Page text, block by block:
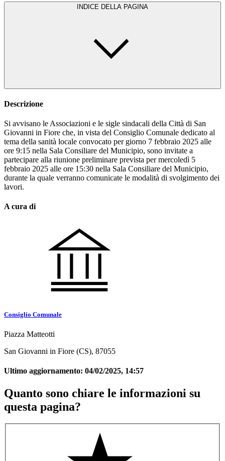
INDICE DELLA PAGINA
Descrizione
Si avvisano le Associazioni e le sigle sindacali della Città di San
Giovanni in Fiore che, in vista del Consiglio Comunale dedicato al
tema della sanità locale convocato per giorno 7 febbraio 2025 alle
ore 9:15 nella Sala Consiliare del Municipio, sono invitate a
partecipare alla riunione preliminare prevista per mercoledì 5
febbraio 2025 alle ore 15:30 nella Sala Consiliare del Municipio,
durante la quale verranno comunicate le modalità di svolgimento dei
lavori.
A cura di
Consiglio Comunale
Piazza Matteotti
San Giovanni in Fiore (CS), 87055
Ultimo aggiornamento: 04/02/2025, 14:57
Quanto sono chiare le informazioni su
questa pagina?